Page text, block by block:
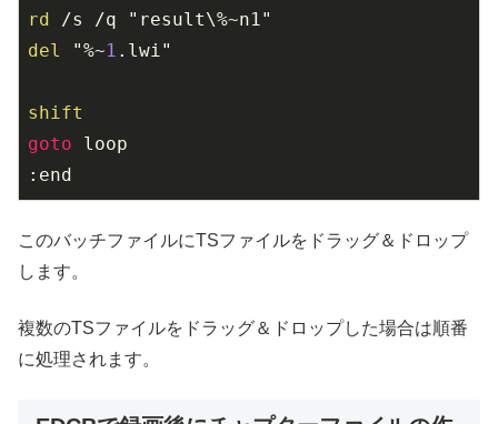
rd
del
"%~1 .lwi"
shift
goto loop
:end
このバッチファイルにTSファイルをドラッグ＆ドロップ
します。
複数のTSファイルをドラッグ＆ドロップした場合は順番
に処理されます。